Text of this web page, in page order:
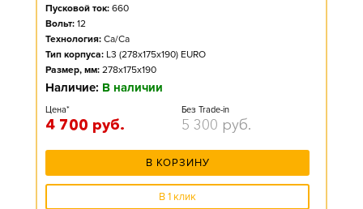
Пусковой ток: 660
Вольт: 12
Технология: Ca/Ca
Тип корпуса: L3 (278x175x190) EURO
Размер, мм: 278x175x190
Наличие: В наличии
Цена*
4 700 руб.
Без Trade-in
5 300 руб.
В КОРЗИНУ
В 1 клик